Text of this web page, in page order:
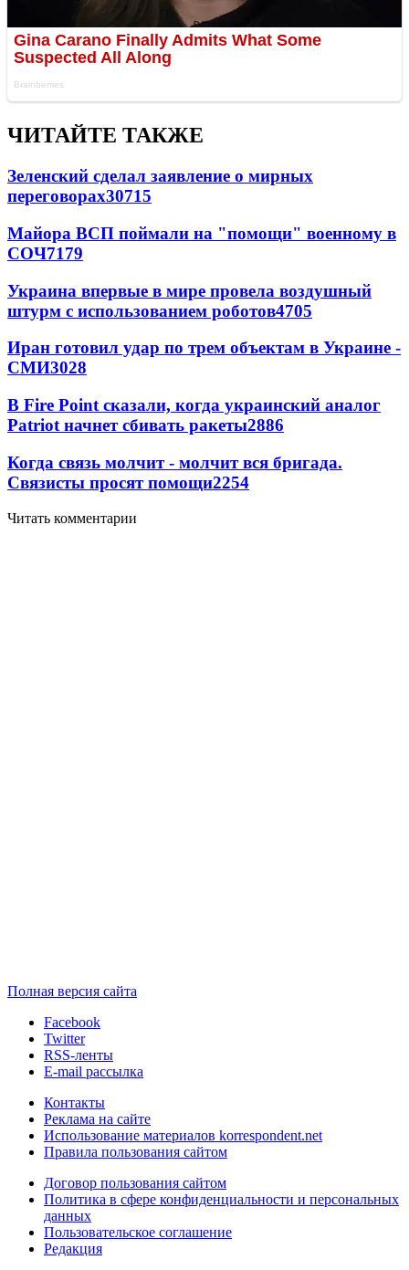
ЧИТАЙТЕ ТАКЖЕ
Зеленский сделал заявление о мирных
переговорах30715
Майора ВСП поймали на "помощи" военному в
СОЧ7179
Украина впервые в мире провела воздушный
штурм с использованием роботов4705
Иран готовил удар по трем объектам в Украине -
СМИ3028
В Fire Point сказали, когда украинский аналог
Patriot начнет сбивать ракеты2886
Когда связь молчит - молчит вся бригада.
Связисты просят помощи2254
Читать комментарии
Полная версия сайта
Facebook
Twitter
RSS-ленты
E-mail рассылка
Контакты
Реклама на сайте
Использование материалов korrespondent.net
Правила пользования сайтом
Договор пользования сайтом
Политика в сфере конфиденциальности и персональных
данных
Пользовательское соглашение
Редакция